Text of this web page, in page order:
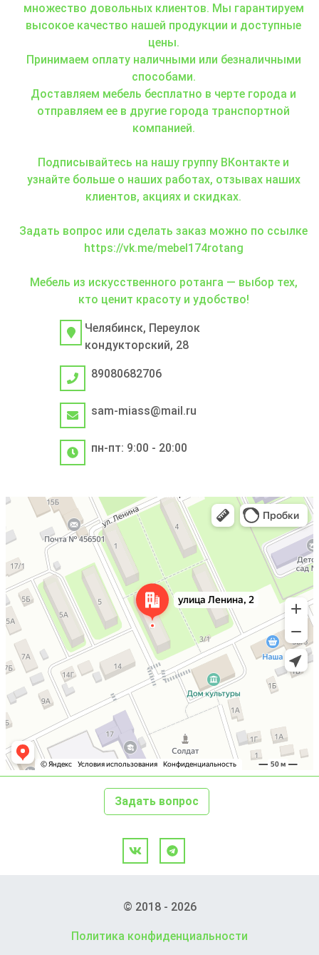
множество довольных клиентов. Мы гарантируем
высокое качество нашей продукции и доступные
цены.
Принимаем оплату наличными или безналичными
способами.
Доставляем мебель бесплатно в черте города и
отправляем ее в другие города транспортной
компанией.
Подписывайтесь на нашу группу ВКонтакте и
узнайте больше о наших работах, отзывах наших
клиентов, акциях и скидках.
Задать вопрос или сделать заказ можно по ссылке
https://vk.me/mebel174rotang
Мебель из искусственного ротанга — выбор тех,
кто ценит красоту и удобство!
Челябинск, Переулок
кондукторский, 28
89080682706
sam-miass@mail.ru
пн-пт: 9:00 - 20:00
Задать вопрос
© 2018 - 2026
Политика конфиденциальности